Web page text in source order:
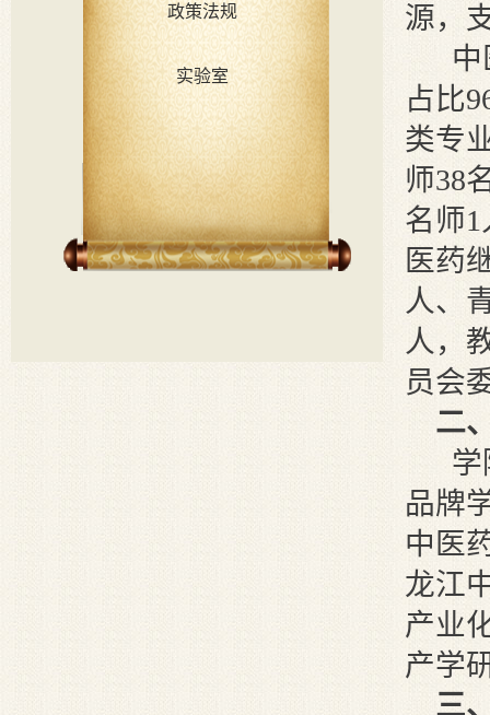
政策法规
实验室
源，
占比
类专
师38
名师
医药
人、
人，
员会
二
学
品牌
中医
龙江
产业
产学
三